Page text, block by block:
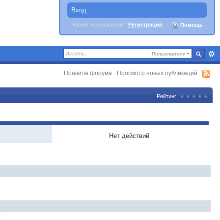
Вход
Новый пользователь? Регистрация Помощь
Пользователи
Правила форума Просмотр новых публикаций
Рейтинг:
Нет действий